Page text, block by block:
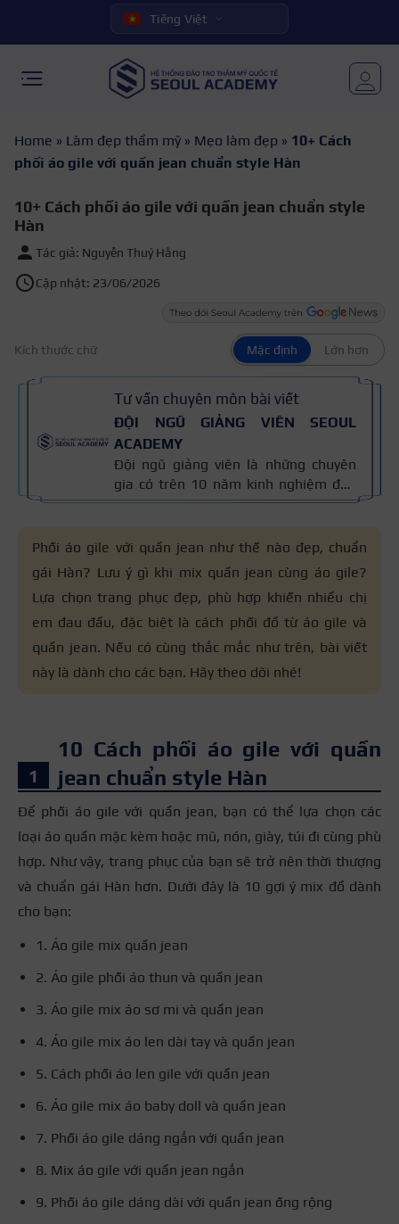
Tiếng Việt
Home » Làm đẹp thẩm mỹ » Mẹo làm đẹp » 10+ Cách
phối áo gile với quần jean chuẩn style Hàn
10+ Cách phối áo gile với quần jean chuẩn style
Hàn
Tác giả: Nguyễn Thuý Hằng
Cập nhật: 23/06/2026
Kích thước chữ Mặc định Lớn hơn
Tư vấn chuyên môn bài viết
ĐỘI NGŨ GIẢNG VIÊN SEOUL
ACADEMY
Đội ngũ giảng viên là những chuyên
gia có trên 10 năm kinh nghiệm đào
tạo nghề và kiến thức thẩm mỹ
nối mi, trang điểm, tóc. Nội dung bài
viết được xây dựng dựa trên giáo trình
đào tạo và kinh nghiệm giảng dạy
thực tế, đồng thời được cập nhật
thường xuyên để đảm bảo tính chính
xác.
Phối áo gile với quần jean như thế nào đẹp, chuẩn
gái Hàn? Lưu ý gì khi mix quần jean cùng áo gile?
Lựa chọn trang phục đẹp, phù hợp khiến nhiều chị
em đau đầu, đặc biệt là cách phối đồ từ áo gile và
quần jean. Nếu có cùng thắc mắc như trên, bài viết
này là dành cho các bạn. Hãy theo dõi nhé!
10 Cách phối áo gile với quần
jean chuẩn style Hàn
Để phối áo gile với quần jean, bạn có thể lựa chọn các
loại áo quần mặc kèm hoặc mũ, nón, giày, túi đi cùng phù
hợp. Như vậy, trang phục của bạn sẽ trở nên thời thượng
và chuẩn gái Hàn hơn. Dưới đây là 10 gợi ý mix đồ dành
cho bạn:
1. Áo gile mix quần jean
2. Áo gile phối áo thun và quần jean
3. Áo gile mix áo sơ mi và quần jean
4. Áo gile mix áo len dài tay và quần jean
5. Cách phối áo len gile với quần jean
6. Áo gile mix áo baby doll và quần jean
7. Phối áo gile dáng ngắn với quần jean
8. Mix áo gile với quần jean ngắn
9. Phối áo gile dáng dài với quần jean ống rộng